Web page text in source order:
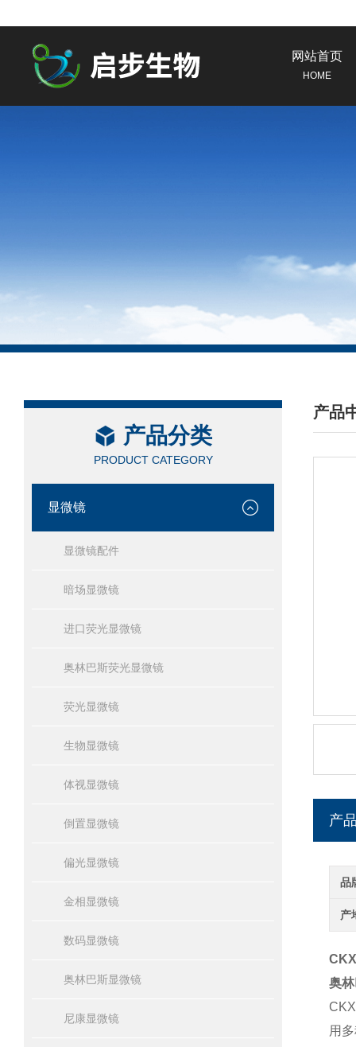
网站首页
HOME
产品分类
PRODUCT CATEGORY
显微镜
显微镜配件
暗场显微镜
进口荧光显微镜
奥林巴斯荧光显微镜
荧光显微镜
生物显微镜
体视显微镜
倒置显微镜
偏光显微镜
金相显微镜
数码显微镜
奥林巴斯显微镜
尼康显微镜
产品
/
产
品
产
奥
用